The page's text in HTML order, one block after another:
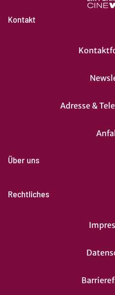
Kontakt
Adresse &
Über uns
Rechtliches